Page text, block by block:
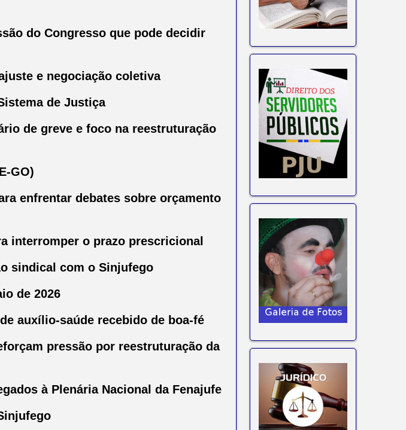
do Congresso que pode decidir
e negociação coletiva
de Justiça
de greve e foco na reestruturação
GO)
enfrentar debates sobre orçamento
interromper o prazo prescricional
sindical com o Sinjufego
de 2026
auxílio-saúde recebido de boa-fé
pressão por reestruturação da
à Plenária Nacional da Fenajufe